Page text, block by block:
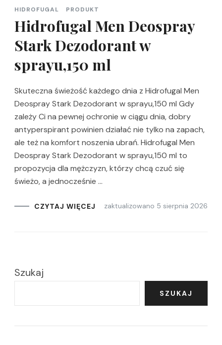
HIDROFUGAL PRODUKT
Hidrofugal Men Deospray
Stark Dezodorant w
sprayu,150 ml
Skuteczna świeżość każdego dnia z Hidrofugal Men
Deospray Stark Dezodorant w sprayu,150 ml Gdy
zależy Ci na pewnej ochronie w ciągu dnia, dobry
antyperspirant powinien działać nie tylko na zapach,
ale też na komfort noszenia ubrań. Hidrofugal Men
Deospray Stark Dezodorant w sprayu,150 ml to
propozycja dla mężczyzn, którzy chcą czuć się
świeżo, a jednocześnie …
CZYTAJ WIĘCEJ zaktualizowano 5 sierpnia 2026
Szukaj
SZUKAJ